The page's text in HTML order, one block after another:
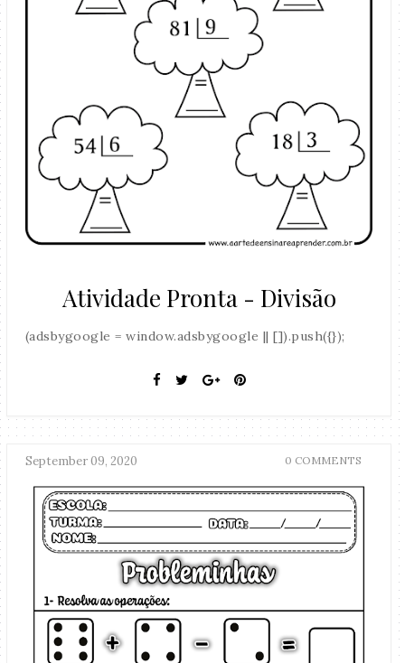
Atividade Pronta - Divisão
(adsbygoogle = window.adsbygoogle || []).push({});
September 09, 2020 0 COMMENTS